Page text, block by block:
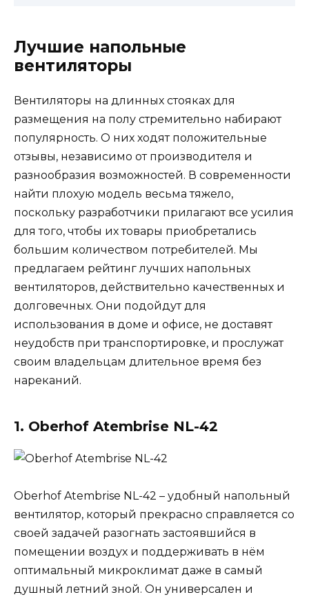
Лучшие напольные
вентиляторы
Вентиляторы на длинных стояках для
размещения на полу стремительно набирают
популярность. О них ходят положительные
отзывы, независимо от производителя и
разнообразия возможностей. В современности
найти плохую модель весьма тяжело,
поскольку разработчики прилагают все усилия
для того, чтобы их товары приобретались
большим количеством потребителей. Мы
предлагаем рейтинг лучших напольных
вентиляторов, действительно качественных и
долговечных. Они подойдут для
использования в доме и офисе, не доставят
неудобств при транспортировке, и прослужат
своим владельцам длительное время без
нареканий.
1. Oberhof Atembrise NL-42
Oberhof Atembrise NL-42 – удобный напольный
вентилятор, который прекрасно справляется со
своей задачей разогнать застоявшийся в
помещении воздух и поддерживать в нём
оптимальный микроклимат даже в самый
душный летний зной. Он универсален и